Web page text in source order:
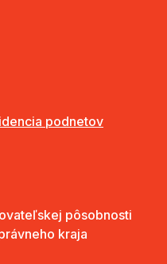
podnetov
pôsobnosti
kraja